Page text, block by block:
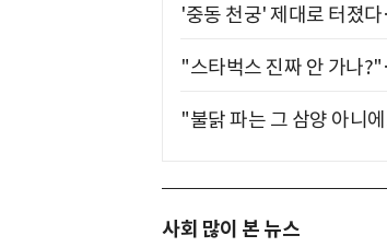
'중동 천궁' 제대로 터졌
"스타벅스 진짜 안 가나
"불닭 파는 그 삼양 아니
사회 많이 본 뉴스